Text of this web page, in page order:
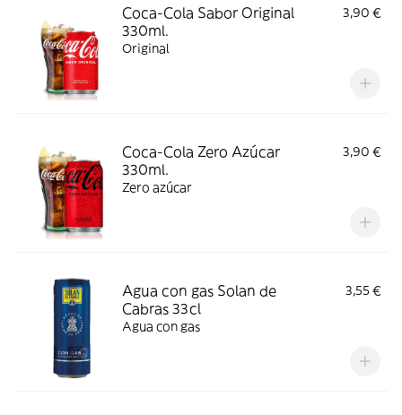
Coca-Cola Sabor Original
330ml.
3,90 €
Original
Coca-Cola Zero Azúcar
330ml.
3,90 €
Zero azúcar
Agua con gas Solan de
Cabras 33cl
3,55 €
Agua con gas